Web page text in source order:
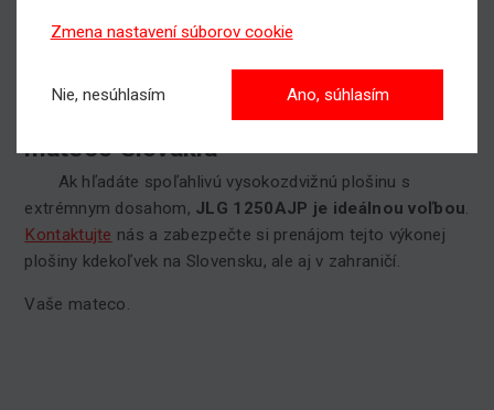
technologických zariadení vo výškach.
Prenajmite si JLG 1250AJP od
mateco Slovakia
Ak hľadáte spoľahlivú vysokozdvižnú plošinu s
extrémnym dosahom, JLG 1250AJP je ideálnou voľbou.
Kontaktujte nás a zabezpečte si prenájom tejto výkonej
plošiny kdekoľvek na Slovensku, ale aj v zahraničí.
Vaše mateco.
Zmena nastavení súborov cookie
Nie, nesúhlasím Ano, súhlasím